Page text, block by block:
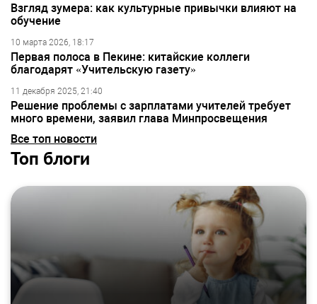
Взгляд зумера: как культурные привычки влияют на
обучение
10 марта 2026, 18:17
Первая полоса в Пекине: китайские коллеги
благодарят «Учительскую газету»
11 декабря 2025, 21:40
Решение проблемы с зарплатами учителей требует
много времени, заявил глава Минпросвещения
Все топ новости
Топ блоги